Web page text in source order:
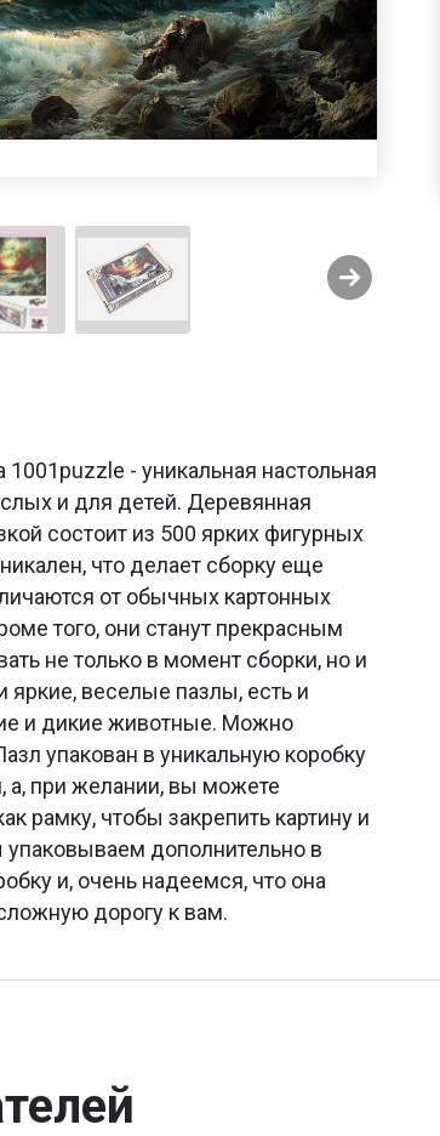
- уникальная настольная
и для детей. Деревянная
состоит из 500 ярких фигурных
что делает сборку еще
от обычных картонных
того, они станут прекрасным
не только в момент сборки, но и
яркие, веселые пазлы, есть и
и дикие животные. Можно
упакован в уникальную коробку
а, при желании, вы можете
рамку, чтобы закрепить картину и
дополнительно в
и, очень надеемся, что она
дорогу к вам.